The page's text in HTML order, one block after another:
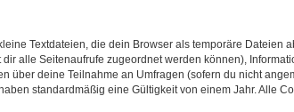
Textdateien, die dein Browser als temporäre Dateien
alle Seitenaufrufe zugeordnet werden können),
deine Teilnahme an Umfragen (sofern du nicht
standardmäßig eine Gültigkeit von einem Jahr. Alle